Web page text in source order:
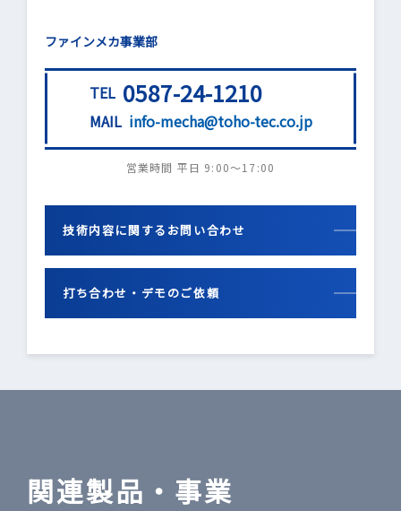
ファインメカ事業部
TEL 0587-24-1210
MAIL info-mecha@toho-tec.co.jp
営業時間 平日 9:00〜17:00
技術内容に関するお問い合わせ
打ち合わせ・デモのご依頼
関連製品・事業